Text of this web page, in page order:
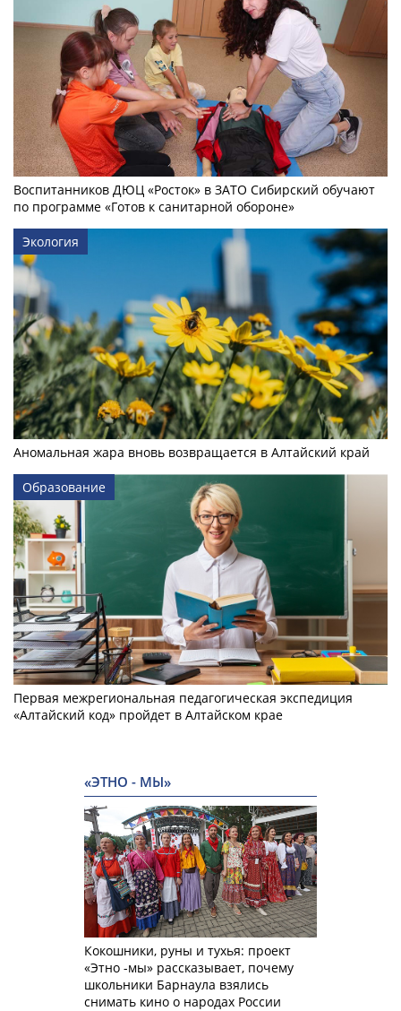
Воспитанников ДЮЦ «Росток» в ЗАТО Сибирский обучают
по программе «Готов к санитарной обороне»
Экология
Аномальная жара вновь возвращается в Алтайский край
Образование
Первая межрегиональная педагогическая экспедиция
«Алтайский код» пройдет в Алтайском крае
«ЭТНО - МЫ»
Кокошники, руны и тухья: проект
«Этно -мы» рассказывает, почему
школьники Барнаула взялись
снимать кино о народах России